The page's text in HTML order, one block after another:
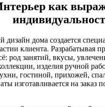
как
дизайн дома создается
клиента. Разрабатывая
род занятий, вкусы,
изделия ручной
гостиной, прихожей,
изготавливается на заказ